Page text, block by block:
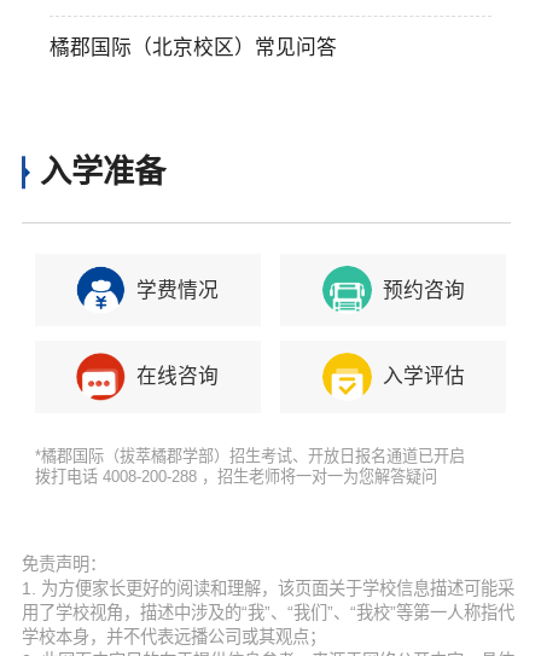
校多个重磅榜单！
橘郡国际（北京校区）常见问答
入学准备
学费情况 预约咨询
在线咨询 入学评估
*橘郡国际（拔萃橘郡学部）招生考试、开放日报名通道已开启
拨打电话 4008-200-288 ，招生老师将一对一为您解答疑问
免责声明：
1. 为方便家长更好的阅读和理解，该页面关于学校信息描述可能采
用了学校视角，描述中涉及的“我”、“我们”、“我校”等第一人称指代
学校本身，并不代表远播公司或其观点；